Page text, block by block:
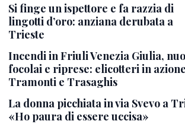
Si finge un ispettore e fa razzia di
lingotti d’oro: anziana derubata a
Trieste
Incendi in Friuli Venezia Giulia,
focolai e riprese: elicotteri in
Tramonti e Trasaghis
La donna picchiata in via Svevo a
«Ho paura di essere uccisa»